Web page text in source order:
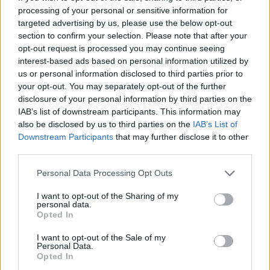
processing of your personal or sensitive information for
targeted advertising by us, please use the below opt-out
section to confirm your selection. Please note that after your
opt-out request is processed you may continue seeing
interest-based ads based on personal information utilized by
us or personal information disclosed to third parties prior to
your opt-out. You may separately opt-out of the further
disclosure of your personal information by third parties on the
IAB’s list of downstream participants. This information may
also be disclosed by us to third parties on the IAB’s List of
Downstream Participants that may further disclose it to other
Personal Data Processing Opt Outs
I want to opt-out of the Sharing of my
personal data.
Opted In
I want to opt-out of the Sale of my
Personal Data.
Opted In
Den tonåring som gripits och sedan anhållits
som misstänkt förskjutningen i Bagaregården i
Göteborg under torsdagen, har nu häktats. Det
var en man i 25-årsåldern som sköts till döds.
Enligt polisen är det del av en pågående konflikt
mellan två kriminella grupperingar. Skjutningen
under torsdagen har även koppling till mordet på
rapparen C. Gambino.
års fängelseför planer på smuggling under 2020
och 2022. Av något skäl genomfördes aldrig
planerna. Hovrätten fastställer nu tingsrättens
dom.
I maj dömdes 20-årige Yahya Ibrahim till
livstids fängelse